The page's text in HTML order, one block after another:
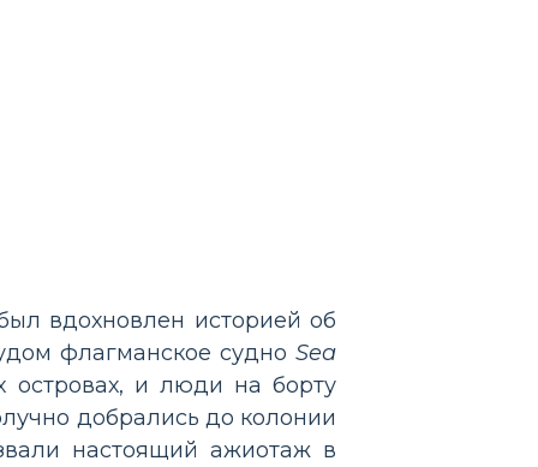
вдохновлен историей об
флагманское судно Sea
и люди на борту
добрались до колонии
настоящий ажиотаж в